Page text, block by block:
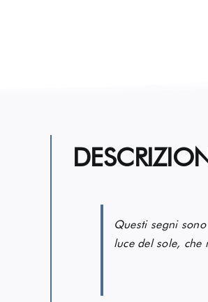
Questi segni
luce del sole, che